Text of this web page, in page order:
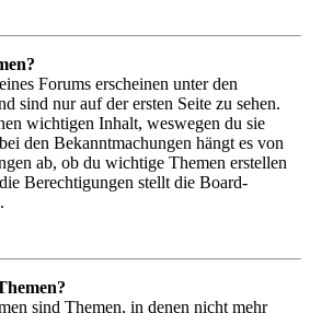
Forums erscheinen unter den
sind nur auf der ersten Seite zu sehen.
wichtigen Inhalt, weswegen du sie
den Bekanntmachungen hängt es von
ab, ob du wichtige Themen erstellen
Berechtigungen stellt die Board-
sind Themen, in denen nicht mehr